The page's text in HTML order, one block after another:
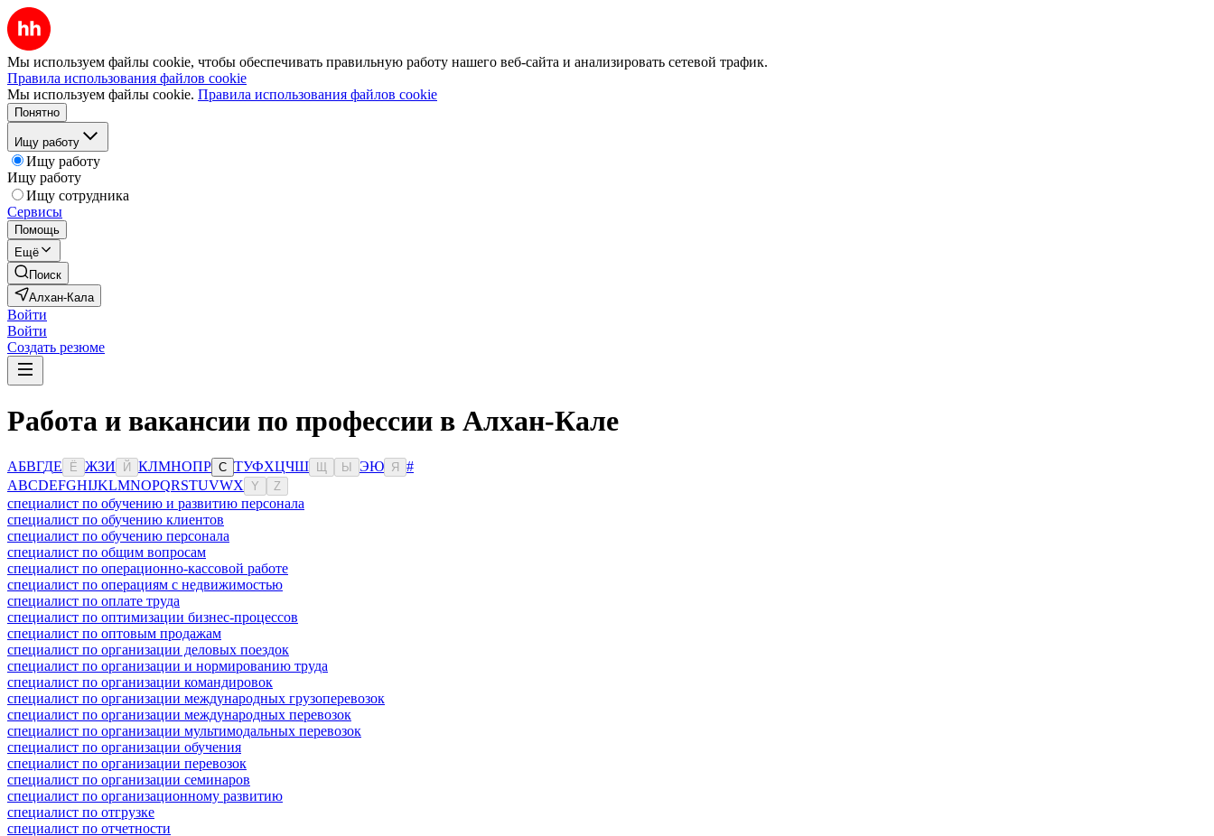
Мы используем файлы cookie, чтобы обеспечивать правильную работу нашего веб-сайта и анализировать сетевой трафик.
Правила использования файлов cookie
Мы используем файлы cookie. Правила использования файлов cookie
Понятно
Ищу работу
Ищу работу
Ищу работу
Ищу сотрудника
Сервисы
Помощь
Ещё
Поиск
Алхан-Кала
Войти
Войти
Создать резюме
Работа и вакансии по профессии в Алхан-Кале
АБВГДЕ Ё ЖЗИ Й КЛМНОПР С ТУФХЦЧШ Ы ЭЮ Я
#
ABCDEFGHIJKLMNOPQRSTUVWX Y Z
специалист по обучению и развитию персонала
специалист по обучению клиентов
специалист по обучению персонала
специалист по общим вопросам
специалист по операционно-кассовой работе
специалист по операциям с недвижимостью
специалист по оплате труда
специалист по оптимизации бизнес-процессов
специалист по оптовым продажам
специалист по организации деловых поездок
специалист по организации и нормированию труда
специалист по организации командировок
специалист по организации международных грузоперевозок
специалист по организации международных перевозок
специалист по организации мультимодальных перевозок
специалист по организации обучения
специалист по организации перевозок
специалист по организации семинаров
специалист по организационному развитию
специалист по отгрузке
специалист по отчетности